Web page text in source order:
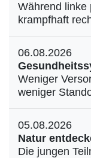
Während linke
krampfhaft
06.08.2026
Weniger
weniger
05.08.2026
Natur
Die jungen